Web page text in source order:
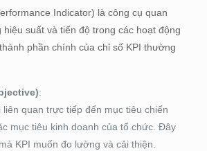
Indicator) là công cụ quan
suất và tiến độ trong các hoạt động
phần chính của chỉ số KPI thường
:
liên quan trực tiếp đến mục tiêu chiến
mục tiêu kinh doanh của tổ chức. Đây
KPI muốn đo lường và cải thiện.